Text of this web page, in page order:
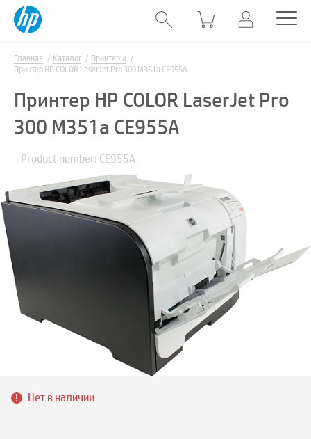
Главная Каталог
Принтеры
Принтер HP COLOR LaserJet Pro 300 M351a CE955A
Принтер HP COLOR LaserJet Pro
300 M351a CE955A
Product number: CE955A
Нет в наличии